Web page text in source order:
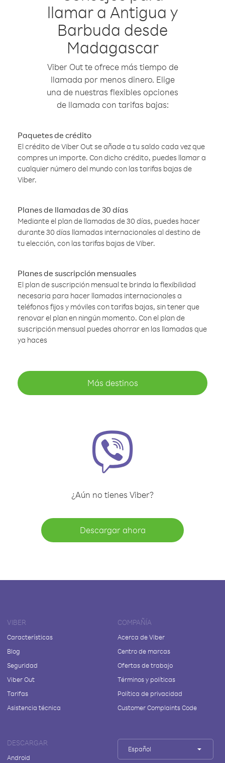
llamar a Antigua y
Barbuda desde
Madagascar
Viber Out te ofrece más tiempo de
llamada por menos dinero. Elige
una de nuestras flexibles opciones
de llamada con tarifas bajas:
Paquetes de crédito
El crédito de Viber Out se añade a tu saldo cada vez que
compres un importe. Con dicho crédito, puedes llamar a
cualquier número del mundo con las tarifas bajas de
Viber.
Planes de llamadas de 30 días
Mediante el plan de llamadas de 30 días, puedes hacer
durante 30 días llamadas internacionales al destino de
tu elección, con las tarifas bajas de Viber.
Planes de suscripción mensuales
El plan de suscripción mensual te brinda la flexibilidad
necesaria para hacer llamadas internacionales a
teléfonos fijos y móviles con tarifas bajas, sin tener que
renovar el plan en ningún momento. Con el plan de
suscripción mensual puedes ahorrar en las llamadas que
ya haces
Más destinos
¿Aún no tienes Viber?
Descargar ahora
VIBER
Características
Blog
Seguridad
Viber Out
Tarifas
Asistencia técnica
COMPAÑÍA
Acerca de Viber
Centro de marcas
Ofertas de trabajo
Términos y políticas
Política de privacidad
Customer Complaints Code
DESCARGAR
Android
Español